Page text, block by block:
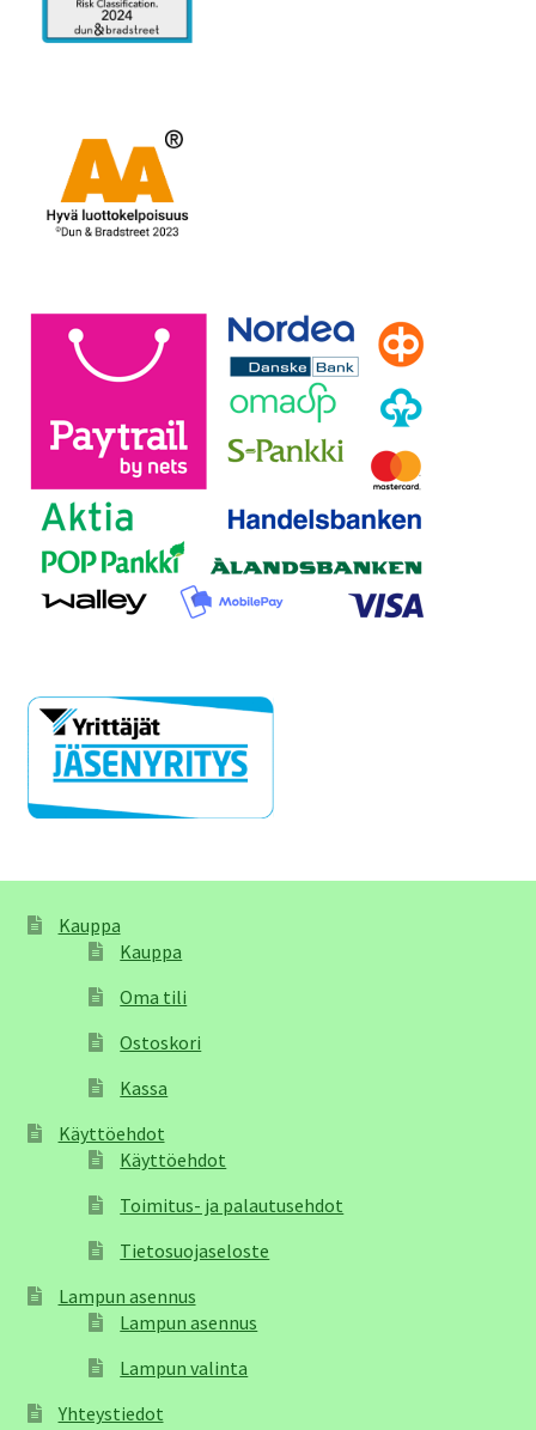
Kauppa
Kauppa
Oma tili
Ostoskori
Kassa
Käyttöehdot
Käyttöehdot
Toimitus- ja palautusehdot
Tietosuojaseloste
Lampun asennus
Lampun asennus
Lampun valinta
Yhteystiedot